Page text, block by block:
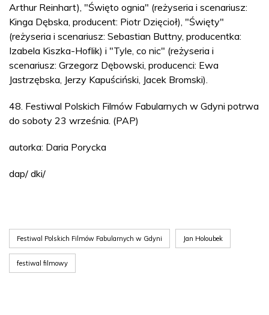
Arthur Reinhart), "Święto ognia" (reżyseria i scenariusz:
Kinga Dębska, producent: Piotr Dzięcioł), "Święty"
(reżyseria i scenariusz: Sebastian Buttny, producentka:
Izabela Kiszka-Hoflik) i "Tyle, co nic" (reżyseria i
scenariusz: Grzegorz Dębowski, producenci: Ewa
Jastrzębska, Jerzy Kapuściński, Jacek Bromski).
48. Festiwal Polskich Filmów Fabularnych w Gdyni potrwa
do soboty 23 września. (PAP)
autorka: Daria Porycka
dap/ dki/
Festiwal Polskich Filmów Fabularnych w Gdyni Jan Holoubek
festiwal filmowy